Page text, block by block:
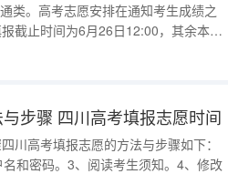
类。高考志愿安排在通知考生成绩之
截止时间为6月26日12:00，其余本科
，专科志愿填报截止时间为7月5日
步骤 四川高考填报志愿时间
川高考填报志愿的方法与步骤如下：
和密码。3、阅读考生须知。4、修改